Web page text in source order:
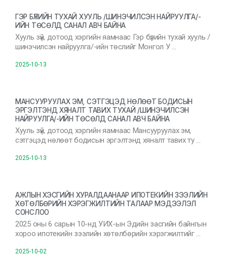
ГЭР БҮЛИЙН ТУХАЙ ХУУЛЬ /ШИНЭЧИЛСЭН НАЙРУУЛГА/-
ИЙН ТӨСӨЛД САНАЛ АВЧ БАЙНА
Хууль зүй, дотоод хэргийн яамнаас Гэр бүлийн тухай хууль /
шинэчилсэн найруулга/-ийн төслийг Монгол У …
2025-10-13
МАНСУУРУУЛАХ ЭМ, СЭТГЭЦЭД НӨЛӨӨТ БОДИСЫН
ЭРГЭЛТЭНД ХЯНАЛТ ТАВИХ ТУХАЙ /ШИНЭЧИЛСЭН
НАЙРУУЛГА/-ИЙН ТӨСӨЛД САНАЛ АВЧ БАЙНА
Хууль зүй, дотоод хэргийн яамнаас Мансууруулах эм,
сэтгэцэд нөлөөт бодисын эргэлтэнд хяналт тавих ту …
2025-10-13
АЖЛЫН ХЭСГИЙН ХУРАЛДААНААР ИПОТЕКИЙН ЗЭЭЛИЙН
ХӨТӨЛБӨРИЙН ХЭРЭГЖИЛТИЙН ТАЛААР МЭДЭЭЛЭЛ
СОНСЛОО
2025 оны 6 сарын 10-нд УИХ-ын Эдийн засгийн байнгын
хороо ипотекийн зээлийн хөтөлбөрийн хэрэгжилтийг …
2025-10-02